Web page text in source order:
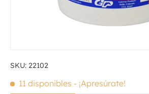
SKU: 22102
11 disponibles - ¡Apresúrate!